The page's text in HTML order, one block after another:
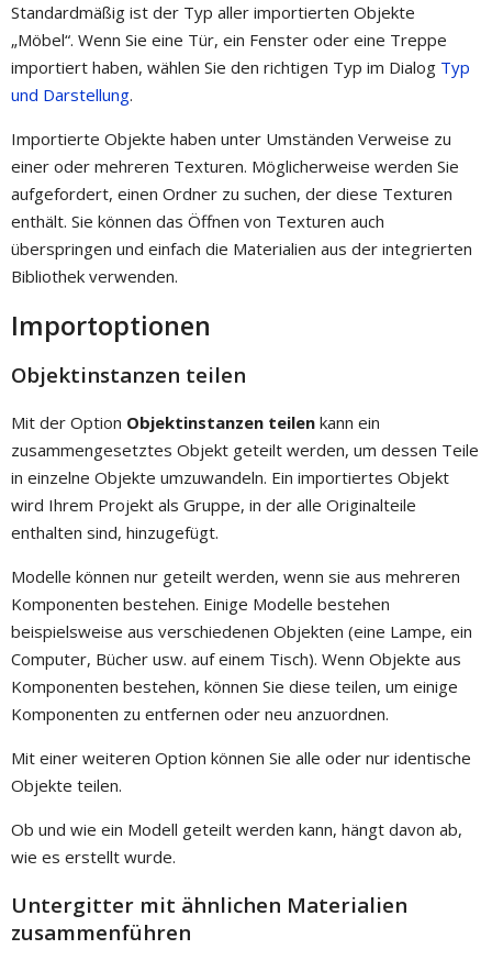
Standardmäßig ist der Typ aller importierten Objekte
„Möbel“. Wenn Sie eine Tür, ein Fenster oder eine Treppe
importiert haben, wählen Sie den richtigen Typ im Dialog Typ
und Darstellung.
Importierte Objekte haben unter Umständen Verweise zu
einer oder mehreren Texturen. Möglicherweise werden Sie
aufgefordert, einen Ordner zu suchen, der diese Texturen
enthält. Sie können das Öffnen von Texturen auch
überspringen und einfach die Materialien aus der integrierten
Bibliothek verwenden.
Importoptionen
Objektinstanzen teilen
Mit der Option Objektinstanzen teilen kann ein
zusammengesetztes Objekt geteilt werden, um dessen Teile
in einzelne Objekte umzuwandeln. Ein importiertes Objekt
wird Ihrem Projekt als Gruppe, in der alle Originalteile
enthalten sind, hinzugefügt.
Modelle können nur geteilt werden, wenn sie aus mehreren
Komponenten bestehen. Einige Modelle bestehen
beispielsweise aus verschiedenen Objekten (eine Lampe, ein
Computer, Bücher usw. auf einem Tisch). Wenn Objekte aus
Komponenten bestehen, können Sie diese teilen, um einige
Komponenten zu entfernen oder neu anzuordnen.
Mit einer weiteren Option können Sie alle oder nur identische
Objekte teilen.
Ob und wie ein Modell geteilt werden kann, hängt davon ab,
wie es erstellt wurde.
Untergitter mit ähnlichen Materialien
zusammenführen